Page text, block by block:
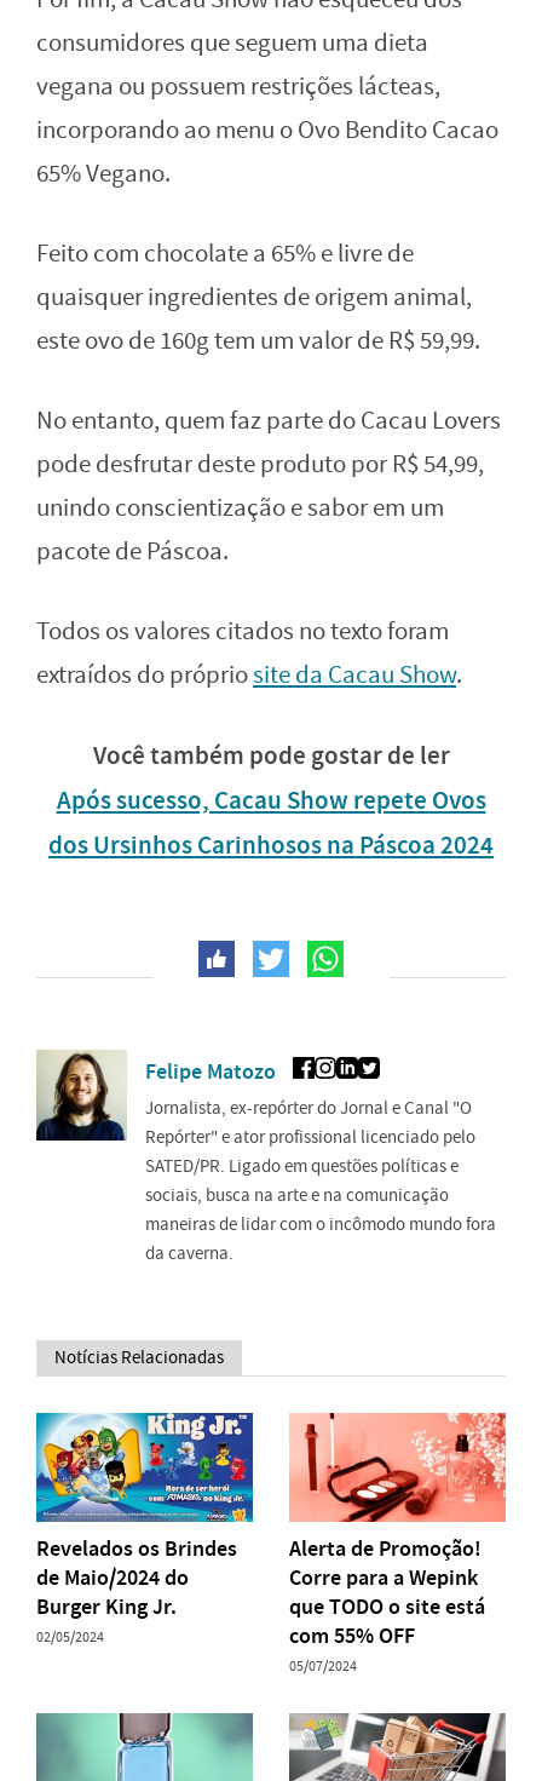
consumidores que seguem uma dieta
vegana ou possuem restrições lácteas,
incorporando ao menu o Ovo Bendito Cacao
65% Vegano.
Feito com chocolate a 65% e livre de
quaisquer ingredientes de origem animal,
este ovo de 160g tem um valor de R$ 59,99.
No entanto, quem faz parte do Cacau Lovers
pode desfrutar deste produto por R$ 54,99,
unindo conscientização e sabor em um
pacote de Páscoa.
Todos os valores citados no texto foram
extraídos do própriosite da Cacau Show.
Você também pode gostar de ler
Após sucesso, Cacau Show repete Ovos
dos Ursinhos Carinhosos na Páscoa 2024
Felipe Matozo
Jornalista, ex-repórter do Jornal e Canal "O
Repórter" e ator profissional licenciado pelo
SATED/PR. Ligado em questões políticas e
sociais, busca na arte e na comunicação
maneiras de lidar com o incômodo mundo fora
da caverna.
Notícias Relacionadas
Revelados os Brindes
de Maio/2024 do
Burger King Jr.
02/05/2024
Alerta de Promoção!
Corre para a Wepink
que TODO o site está
com 55% OFF
05/07/2024